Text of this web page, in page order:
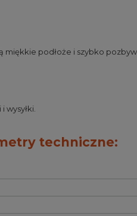
podłoże i szybko
techniczne: